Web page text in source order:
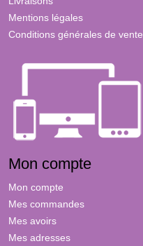
Mentions légales
Conditions générales de vente
Mon compte
Mon compte
Mes commandes
Mes avoirs
Mes adresses